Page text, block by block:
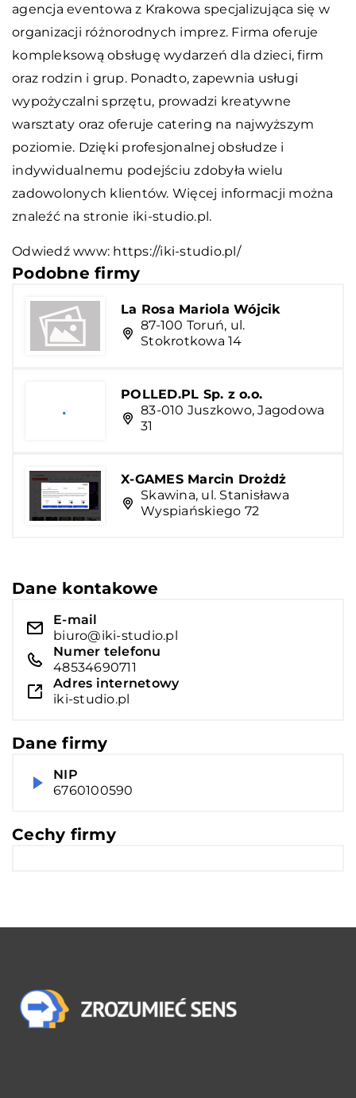
agencja eventowa z Krakowa specjalizująca się w
organizacji różnorodnych imprez. Firma oferuje
kompleksową obsługę wydarzeń dla dzieci, firm
oraz rodzin i grup. Ponadto, zapewnia usługi
wypożyczalni sprzętu, prowadzi kreatywne
warsztaty oraz oferuje catering na najwyższym
poziomie. Dzięki profesjonalnej obsłudze i
indywidualnemu podejściu zdobyła wielu
zadowolonych klientów. Więcej informacji można
znaleźć na stronie iki-studio.pl.
Odwiedź www: https://iki-studio.pl/
Podobne firmy
La Rosa Mariola Wójcik
87-100 Toruń, ul.
Stokrotkowa 14
POLLED.PL Sp. z o.o.
83-010 Juszkowo, Jagodowa
31
X-GAMES Marcin Drożdż
Skawina, ul. Stanisława
Wyspiańskiego 72
Dane kontakowe
E-mail
biuro@iki-studio.pl
Numer telefonu
48534690711
Adres internetowy
iki-studio.pl
Dane firmy
NIP
6760100590
Cechy firmy